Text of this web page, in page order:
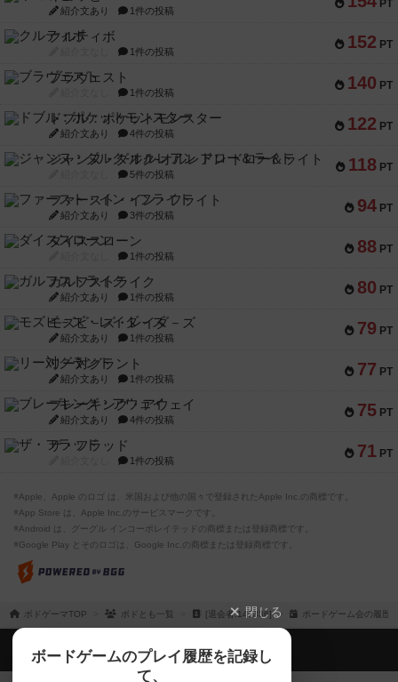
PT
紹介文あり 1件の投稿
152 PT
クルティボ
1件の投稿
140 PT
ブラヴェスト
1件の投稿
122 PT
ドブル：ポケットモンスター
紹介文あり 4件の投稿
118 PT
ジャンヌ・ダルク-オルレアン ドロー＆ライト
5件の投稿
94 PT
ファースト・イン・フライト
紹介文あり 3件の投稿
88 PT
ダイススローン
1件の投稿
80 PT
ガルフストライク
紹介文あり 1件の投稿
79 PT
モズビ－ズ・レイダ－ズ
紹介文あり 1件の投稿
77 PT
リー対グラント
紹介文あり 1件の投稿
75 PT
ブレーキング・アウェイ
紹介文あり 4件の投稿
71 PT
ザ・フラッド
1件の投稿
※Apple、Apple のロゴ は、米国および他の国々で登録されたApple Inc.の商標です。
※App Store は、Apple Inc.のサービスマークです。
※Android は、グーグル インコーポレイテッドの商標または登録商標です。
※Google Play とそのロゴは、Google Inc.の商標または登録商標です。
ボドゲーマTOP ボドとも一覧 [退会者:143336] ボードゲーム会の履歴
閉じる
ボードゲームのプレイ履歴を記録し
て、
ボドゲーマTOP